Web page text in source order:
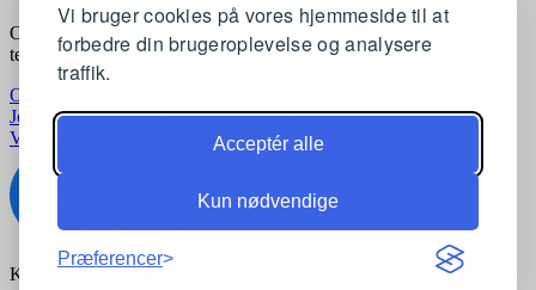
Vi bruger cookies på vores hjemmeside til at
forbedre din brugeroplevelse og analysere
traffik.
Acceptér alle
Kun nødvendige
Præferencer
Opret en profil og få automatisk besked, når der kommer nye core
technology manager stillinger, der matcher dine præferencer
Opret profil gratis
Jobkategorier Joblokationer For virksomheder
Vilkår og betingelser
Privatlivspolitik
Kontakt:support@komvidere.dk